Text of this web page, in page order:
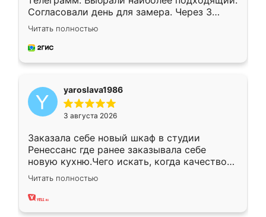
Согласовали день для замера. Через 3
недели кухня была уже готова. Остались
довольны работой. Спасибо Ренессанс
мебель за качественную работу!
Читать полностью
yaroslava1986
3 августа 2026
Заказала себе новый шкаф в студии
Ренессанс где ранее заказывала себе
новую кухню.Чего искать, когда качеством
вполне довольна. Служит кухня уже почти
два года, нареканий нет.
Читать полностью